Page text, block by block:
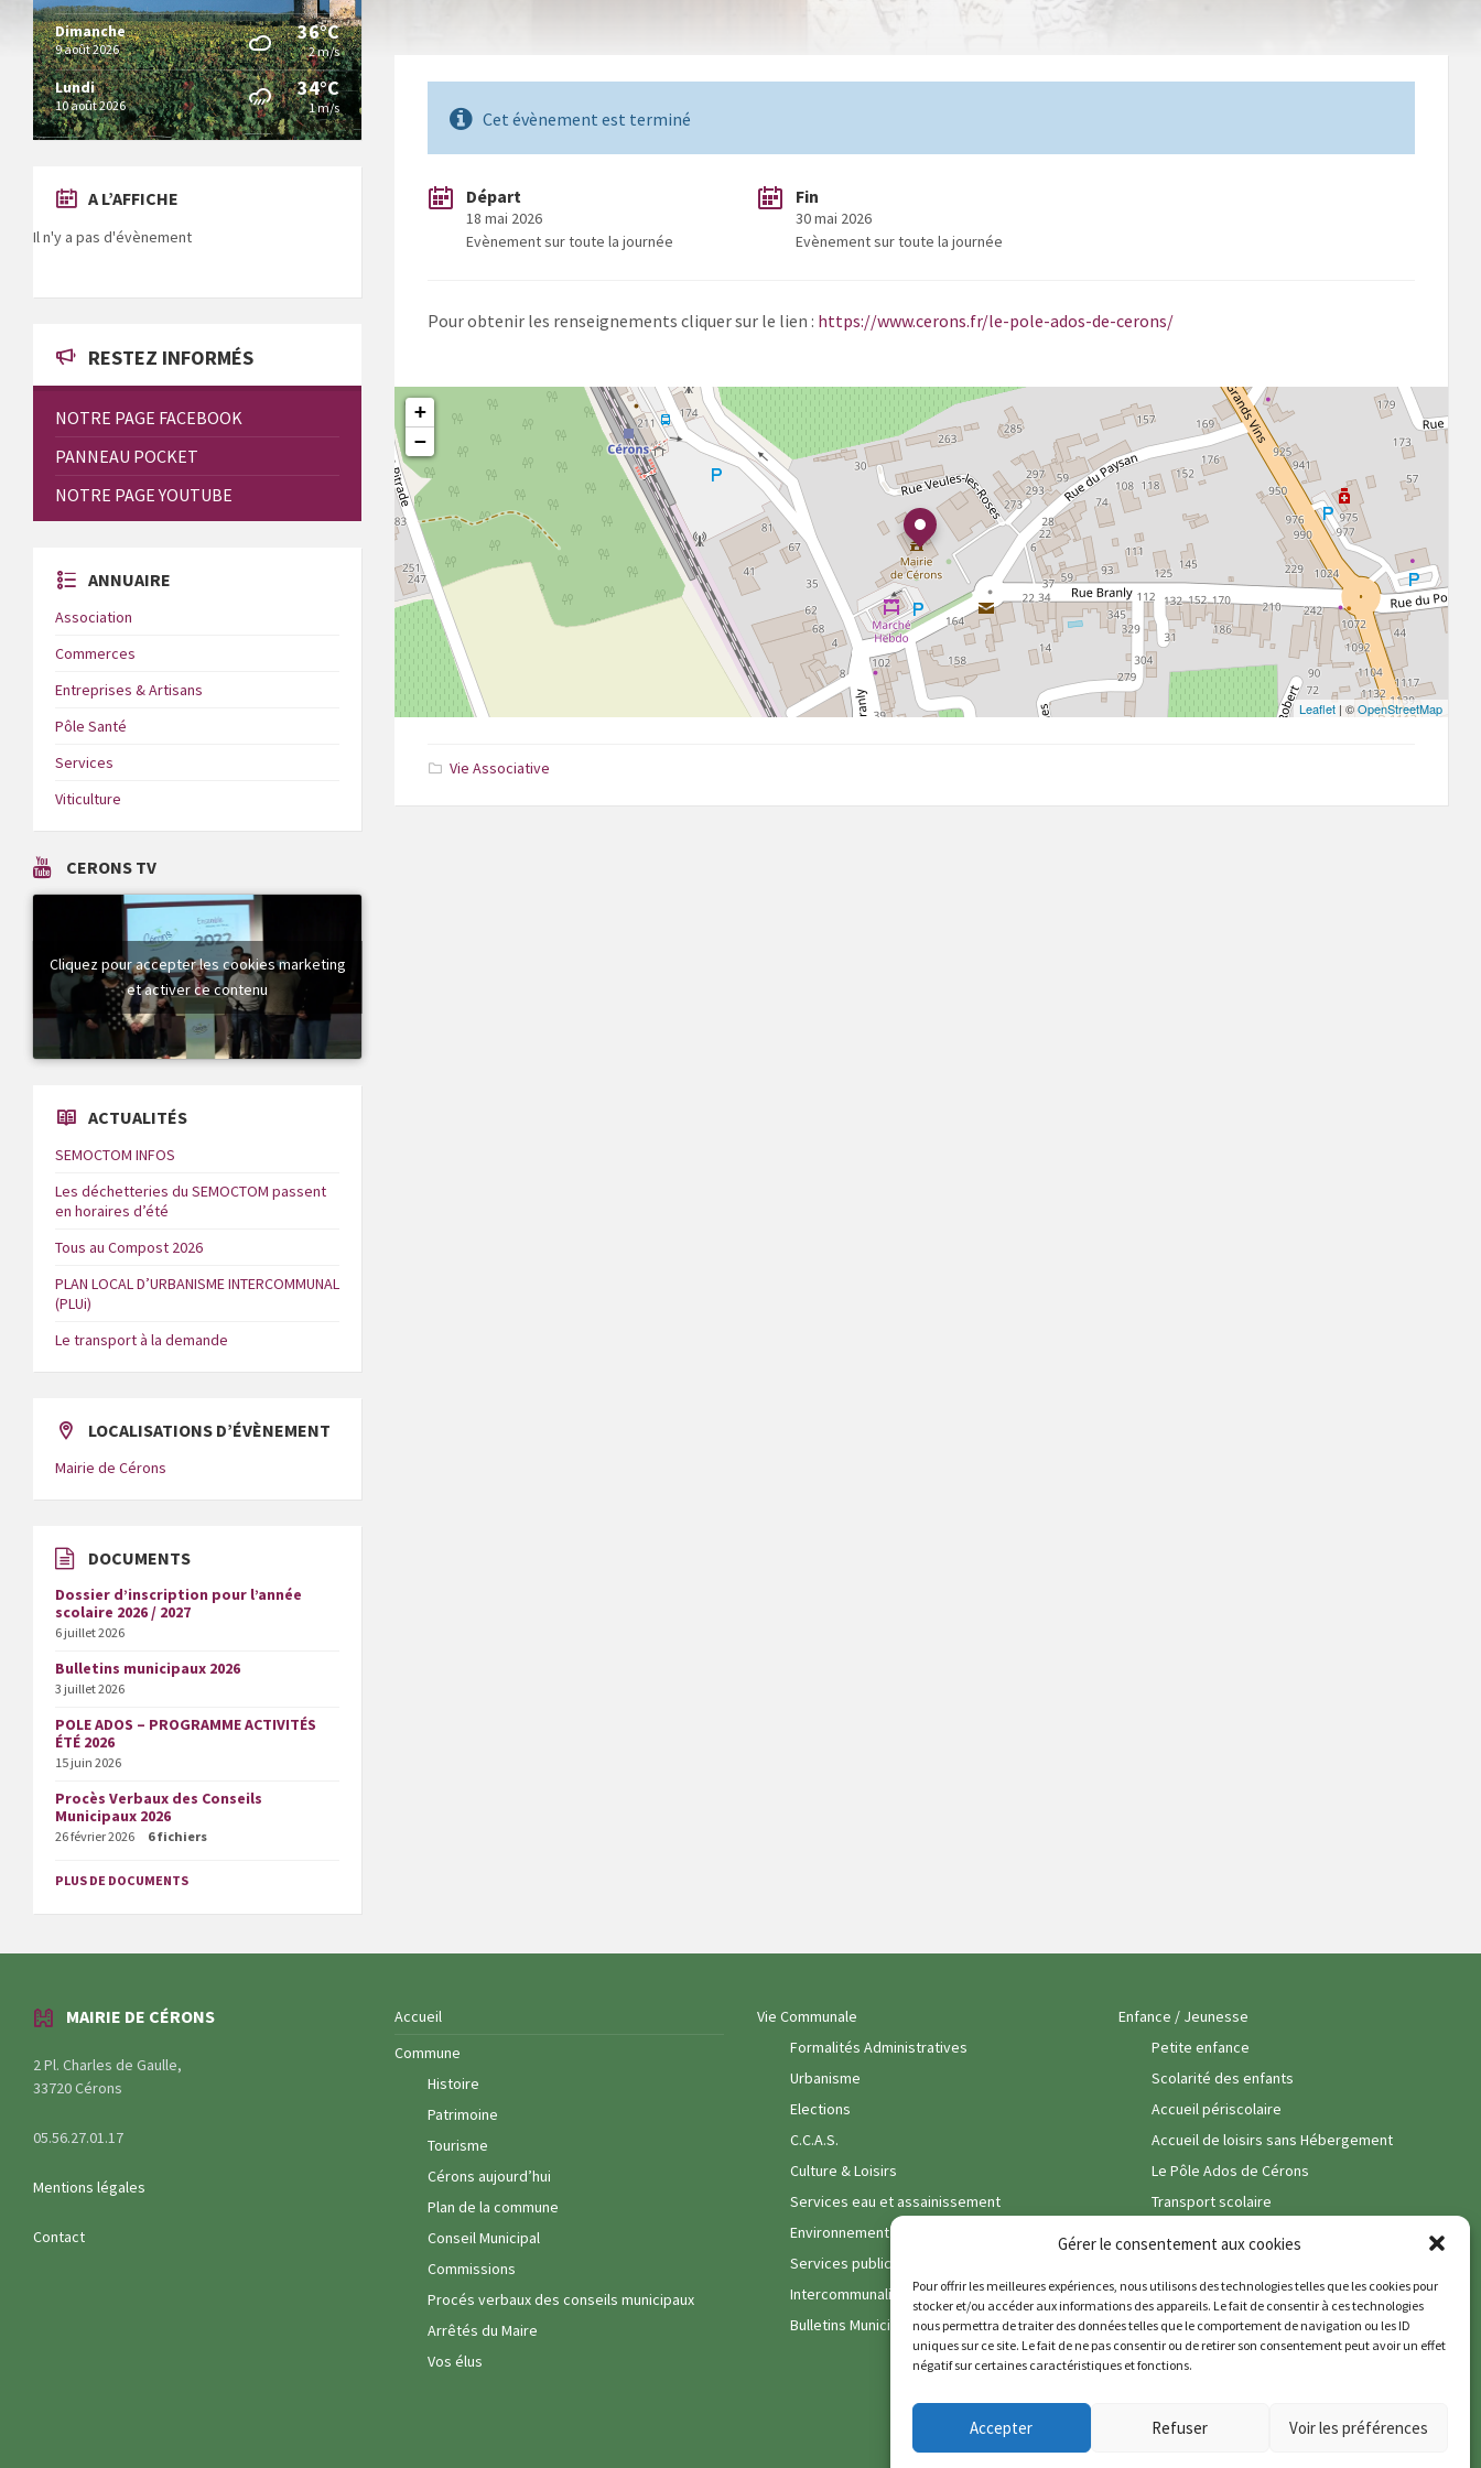
Gérer le consentement aux cookies
Pour offrir les meilleures expériences, nous utilisons des technologies telles que les cookies pour
stocker et/ou accéder aux informations des appareils. Le fait de consentir à ces technologies
nous permettra de traiter des données telles que le comportement de navigation ou les ID
uniques sur ce site. Le fait de ne pas consentir ou de retirer son consentement peut avoir un effet
négatif sur certaines caractéristiques et fonctions.
Accepter Refuser Voir les préférences
Cet évènement est terminé
Départ
18 mai 2026
Evènement sur toute la journée
Fin
30 mai 2026
Evènement sur toute la journée
Pour obtenir les renseignements cliquer sur le lien : https://www.cerons.fr/le-pole-ados-de-cerons/
+
−
Leaflet| ©OpenStreetMap
Vie Associative
Dimanche
9 août 2026
36°C
2 m/s
Lundi
10 août 2026
34°C
1 m/s
A L’AFFICHE
Il n'y a pas d'évènement
RESTEZ INFORMÉS
NOTRE PAGE FACEBOOK
PANNEAU POCKET
NOTRE PAGE YOUTUBE
ANNUAIRE
Association
Commerces
Entreprises & Artisans
Pôle Santé
Services
Viticulture
CERONS TV
Cliquez pour accepter les cookies marketing
et activer ce contenu
ACTUALITÉS
SEMOCTOM INFOS
Les déchetteries du SEMOCTOM passent
en horaires d’été
Tous au Compost 2026
PLAN LOCAL D’URBANISME INTERCOMMUNAL
(PLUi)
Le transport à la demande
LOCALISATIONS D’ÉVÈNEMENT
Mairie de Cérons
DOCUMENTS
Dossier d’inscription pour l’année
scolaire 2026 / 2027
6 juillet 2026
Bulletins municipaux 2026
3 juillet 2026
POLE ADOS – PROGRAMME ACTIVITÉS
ÉTÉ 2026
15 juin 2026
Procès Verbaux des Conseils
Municipaux 2026
26 février 2026 6 fichiers
PLUS DE DOCUMENTS
MAIRIE DE CÉRONS
2 Pl. Charles de Gaulle,
33720 Cérons
05.56.27.01.17
Mentions légales
Contact
Accueil
Commune
Histoire
Patrimoine
Tourisme
Cérons aujourd’hui
Plan de la commune
Conseil Municipal
Commissions
Procés verbaux des conseils municipaux
Arrêtés du Maire
Vos élus
Vie Communale
Formalités Administratives
Urbanisme
Elections
C.C.A.S.
Culture & Loisirs
Services eau et assainissement
Environnement
Services publics
Intercommunalité
Bulletins Municipaux
Enfance / Jeunesse
Petite enfance
Scolarité des enfants
Accueil périscolaire
Accueil de loisirs sans Hébergement
Le Pôle Ados de Cérons
Transport scolaire
Vie Associative
Commerces
Pôle santé
Entreprises & Artisans
Viticulture